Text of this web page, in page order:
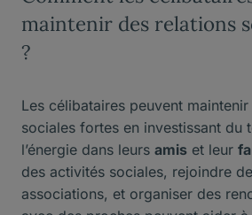
maintenir des relations
?
Les célibataires peuvent
sociales fortes en investissant du
l’énergie dans leurs amis et leur
des activités sociales, rejoindre
associations, et organiser des